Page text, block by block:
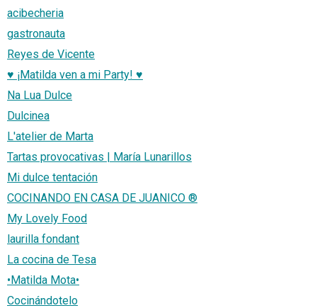
acibecheria
gastronauta
Reyes de Vicente
♥ ¡Matilda ven a mi Party! ♥
Na Lua Dulce
Dulcinea
L'atelier de Marta
Tartas provocativas | María Lunarillos
Mi dulce tentación
COCINANDO EN CASA DE JUANICO ®
My Lovely Food
laurilla fondant
La cocina de Tesa
•Matilda Mota•
Cocinándotelo